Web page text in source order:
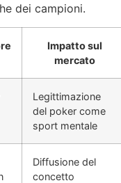
dei campioni.
Impatto sul
mercato
Legittimazione
del poker come
sport mentale
Diffusione del
concetto